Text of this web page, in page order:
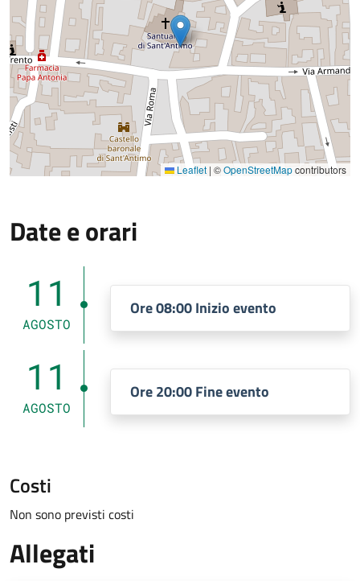
Leaflet | ©OpenStreetMapcontributors
Date e orari
11
AGOSTO
Ore 08:00 Inizio evento
11
AGOSTO
Ore 20:00 Fine evento
Costi
Non sono previsti costi
Allegati